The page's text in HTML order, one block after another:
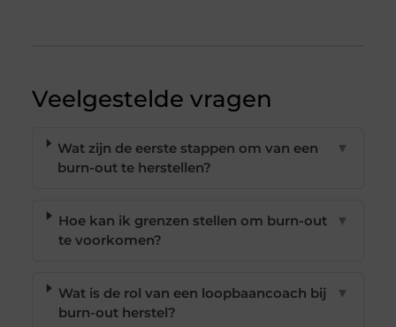
Veelgestelde vragen
Wat zijn de eerste stappen om van een
burn-out te herstellen?
▼
Hoe kan ik grenzen stellen om burn-out
te voorkomen?
▼
Wat is de rol van een loopbaancoach bij
burn-out herstel?
▼